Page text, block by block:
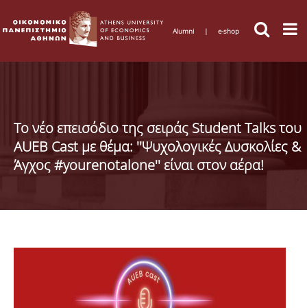
Alumni | e-shop
Το νέο επεισόδιο της σειράς Student Talks του
AUEB Cast με θέμα: ''Ψυχολογικές Δυσκολίες &
Άγχος #yourenotalone'' είναι στον αέρα!